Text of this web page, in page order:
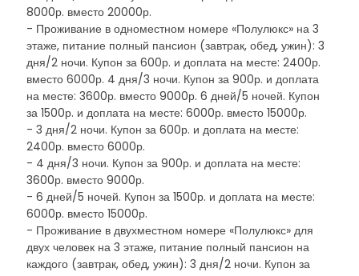
8000р. вместо 20000р.
- Проживание в одноместном номере «Полулюкс» на 3
этаже, питание полный пансион (завтрак, обед, ужин): 3
дня/2 ночи. Купон за 600р. и доплата на месте: 2400р.
вместо 6000р. 4 дня/3 ночи. Купон за 900р. и доплата
на месте: 3600р. вместо 9000р. 6 дней/5 ночей. Купон
за 1500р. и доплата на месте: 6000р. вместо 15000р.
- 3 дня/2 ночи. Купон за 600р. и доплата на месте:
2400р. вместо 6000р.
- 4 дня/3 ночи. Купон за 900р. и доплата на месте:
3600р. вместо 9000р.
- 6 дней/5 ночей. Купон за 1500р. и доплата на месте:
6000р. вместо 15000р.
- Проживание в двухместном номере «Полулюкс» для
двух человек на 3 этаже, питание полный пансион на
каждого (завтрак, обед, ужин): 3 дня/2 ночи. Купон за